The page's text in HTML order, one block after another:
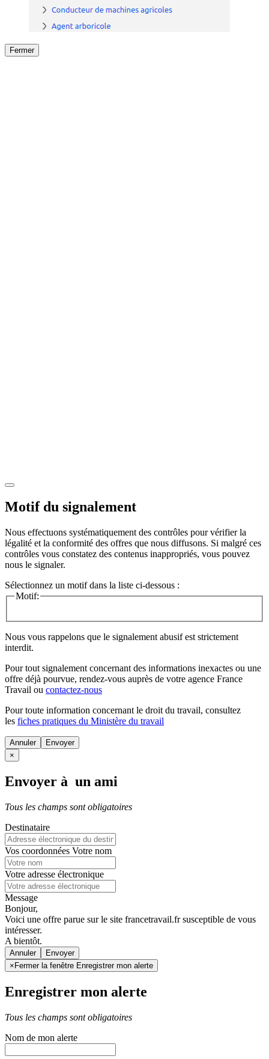
Fermer
Motif du signalement
Nous effectuons systématiquement des contrôles pour vérifier la
légalité et la conformité des offres que nous diffusons. Si malgré ces
contrôles vous constatez des contenus inappropriés, vous pouvez
nous le signaler.
Sélectionnez un motif dans la liste ci-dessous :
Motif:
Nous vous rappelons que le signalement abusif est strictement
interdit.
Pour tout signalement concernant des informations inexactes ou une
offre déjà pourvue, rendez-vous auprès de votre agence France
Travail ou contactez-nous
Pour toute information concernant le droit du travail, consultez
les fiches pratiques du Ministère du travail
Annuler
×
Envoyer à un ami
Tous les champs sont obligatoires
Destinataire
Vos coordonnées Votre nom
Votre adresse électronique
Message
Bonjour,
Voici une offre parue sur le site francetravail.fr susceptible de vous
intéresser.
A bientôt.
Annuler
× Fermer la fenêtre Enregistrer mon alerte
Enregistrer mon alerte
Tous les champs sont obligatoires
Nom de mon alerte